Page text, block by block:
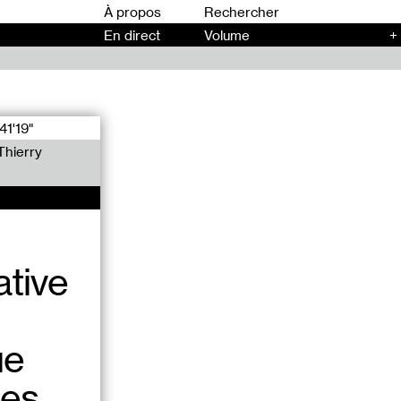
À propos
En direct
Volume +